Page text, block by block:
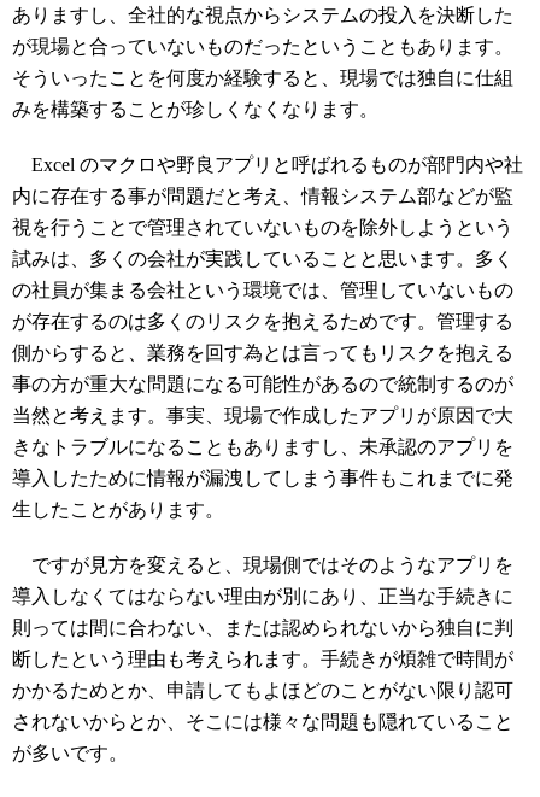
ありますし、全社的な視点からシステムの投入を決断した
が現場と合っていないものだったということもあります。
そういったことを何度か経験すると、現場では独自に仕組
みを構築することが珍しくなくなります。
Excel のマクロや野良アプリと呼ばれるものが部門内や社
内に存在する事が問題だと考え、情報システム部などが監
視を行うことで管理されていないものを除外しようという
試みは、多くの会社が実践していることと思います。多く
の社員が集まる会社という環境では、管理していないもの
が存在するのは多くのリスクを抱えるためです。管理する
側からすると、業務を回す為とは言ってもリスクを抱える
事の方が重大な問題になる可能性があるので統制するのが
当然と考えます。事実、現場で作成したアプリが原因で大
きなトラブルになることもありますし、未承認のアプリを
導入したために情報が漏洩してしまう事件もこれまでに発
生したことがあります。
ですが見方を変えると、現場側ではそのようなアプリを
導入しなくてはならない理由が別にあり、正当な手続きに
則っては間に合わない、または認められないから独自に判
断したという理由も考えられます。手続きが煩雑で時間が
かかるためとか、申請してもよほどのことがない限り認可
されないからとか、そこには様々な問題も隠れていること
が多いです。